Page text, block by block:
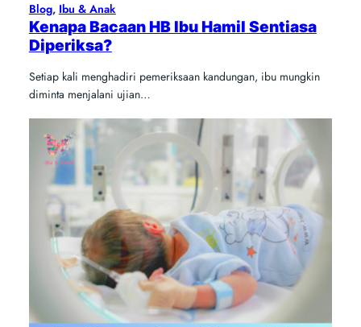
Blog, Ibu & Anak
Kenapa Bacaan HB Ibu Hamil Sentiasa
Diperiksa?
Setiap kali menghadiri pemeriksaan kandungan, ibu mungkin
diminta menjalani ujian…